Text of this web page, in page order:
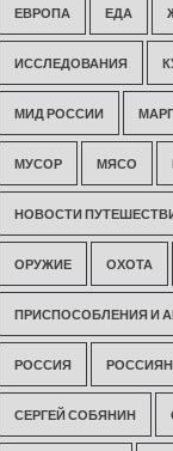
ЕВРОПА ЕДА
ИССЛЕДОВАНИЯ
МИД РОССИИ
МУСОР МЯСО
НОВОСТИ
ОРУЖИЕ ОХОТА
ПРИСПОСОБЛЕНИЯ И
РОССИЯ
СЕРГЕЙ СОБЯНИН